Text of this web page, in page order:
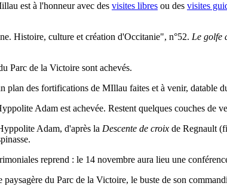
est à l'honneur avec des visites libres ou des visites
Histoire, culture et création d'Occitanie", n°52. Le golfe
Parc de la Victoire sont achevés.
plan des fortifications de MIllau faites et à venir,
Adam est achevée. Restent quelques couches de
Adam, d'après la Descente de croix de Regnault
reprend : le 14 novembre aura lieu une
paysagère du Parc de la Victoire, le buste de son